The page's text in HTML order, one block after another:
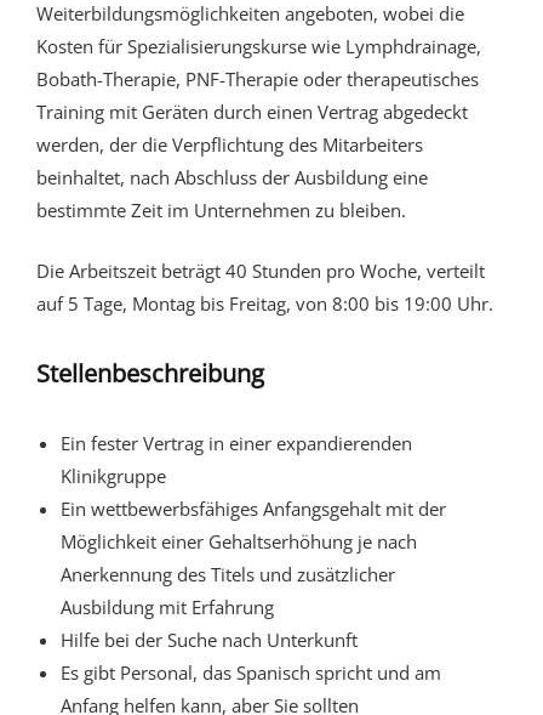
Weiterbildungsmöglichkeiten angeboten, wobei die
Kosten für Spezialisierungskurse wie Lymphdrainage,
Bobath-Therapie, PNF-Therapie oder therapeutisches
Training mit Geräten durch einen Vertrag abgedeckt
werden, der die Verpflichtung des Mitarbeiters
beinhaltet, nach Abschluss der Ausbildung eine
bestimmte Zeit im Unternehmen zu bleiben.
Die Arbeitszeit beträgt 40 Stunden pro Woche, verteilt
auf 5 Tage, Montag bis Freitag, von 8:00 bis 19:00 Uhr.
Stellenbeschreibung
Ein fester Vertrag in einer expandierenden
Klinikgruppe
Ein wettbewerbsfähiges Anfangsgehalt mit der
Möglichkeit einer Gehaltserhöhung je nach
Anerkennung des Titels und zusätzlicher
Ausbildung mit Erfahrung
Hilfe bei der Suche nach Unterkunft
Es gibt Personal, das Spanisch spricht und am
Anfang helfen kann, aber Sie sollten